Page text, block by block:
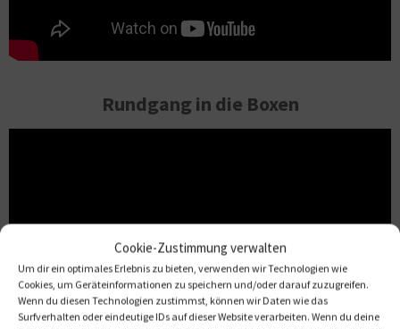
Cookie-Zustimmung verwalten
Um dir ein optimales Erlebnis zu bieten, verwenden wir Technologien wie
Cookies, um Geräteinformationen zu speichern und/oder darauf zuzugreifen.
Wenn du diesen Technologien zustimmst, können wir Daten wie das
Surfverhalten oder eindeutige IDs auf dieser Website verarbeiten. Wenn du deine
Rundgang in die Boxen